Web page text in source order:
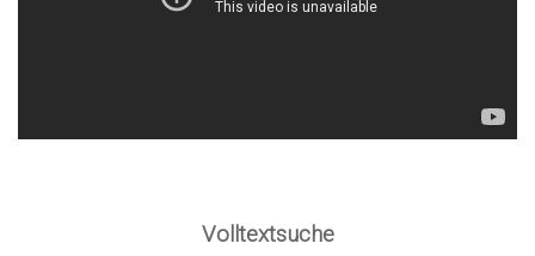
Volltextsuche